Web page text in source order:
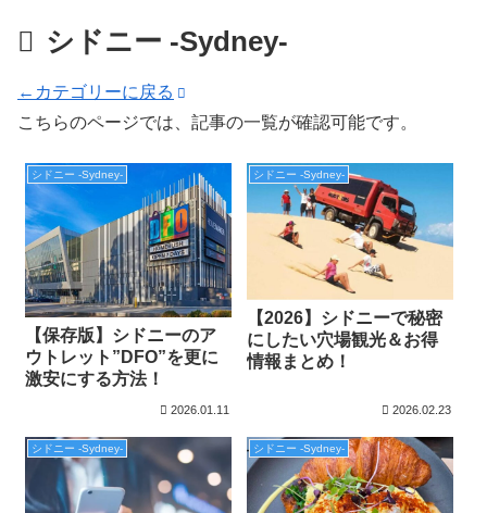
シドニー -Sydney-
←カテゴリーに戻る
こちらのページでは、記事の一覧が確認可能です。
シドニー -Sydney-
【保存版】シドニーのア
ウトレット”DFO”を更に
激安にする方法！
2026.01.11
シドニー -Sydney-
【2026】シドニーで秘密
にしたい穴場観光＆お得
情報まとめ！
2026.02.23
シドニー -Sydney- シドニー -Sydney-